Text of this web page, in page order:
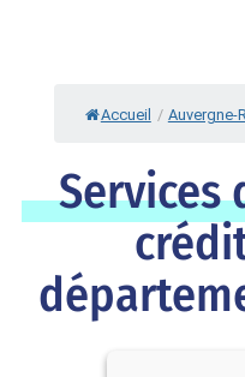
Accueil / Auvergne-
Services